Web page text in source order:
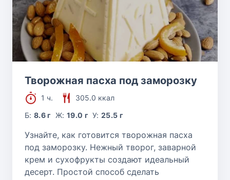
Творожная пасха под заморозку
1 ч.
305.0 ккал
Б:8.6 г Ж: 19.0 г У:25.5 г
Узнайте, как готовится творожная пасха
под заморозку. Нежный творог, заварной
крем и сухофрукты создают идеальный
десерт. Простой способ сделать